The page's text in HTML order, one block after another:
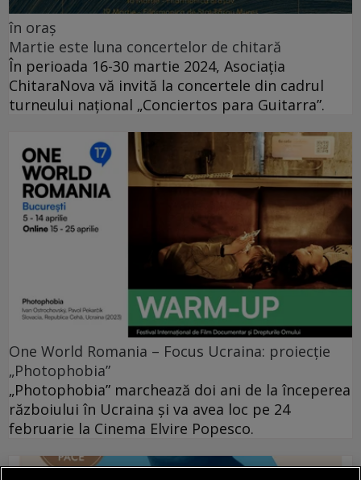
în oraș
Martie este luna concertelor de chitară
În perioada 16-30 martie 2024, Asociația
ChitaraNova vă invită la concertele din cadrul
turneului național „Conciertos para Guitarra”.
One World Romania – Focus Ucraina: proiecție
„Photophobia”
„Photophobia” marchează doi ani de la începerea
războiului în Ucraina și va avea loc pe 24
februarie la Cinema Elvire Popesco.